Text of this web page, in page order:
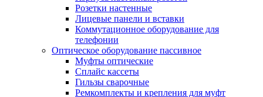
Розетки настенные
Лицевые панели и вставки
Коммутационное оборудование для
телефонии
Оптическое оборудование пассивное
Муфты оптические
Сплайс кассеты
Гильзы сварочные
Ремкомплекты и крепления для муфт